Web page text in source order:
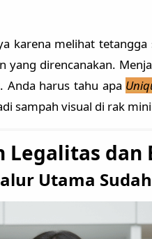
karena melihat tetangga
yang direncanakan.
Anda harus tahu apa
sampah visual di rak
dan
Utama